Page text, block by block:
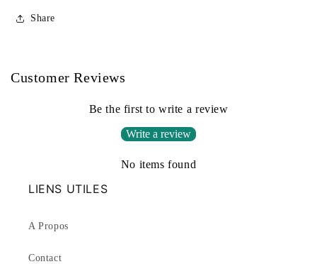
Share
Customer Reviews
Be the first to write a review
Write a review
No items found
LIENS UTILES
A Propos
Contact